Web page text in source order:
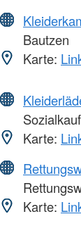
Bautzen
Karte:
Karte:
Karte: